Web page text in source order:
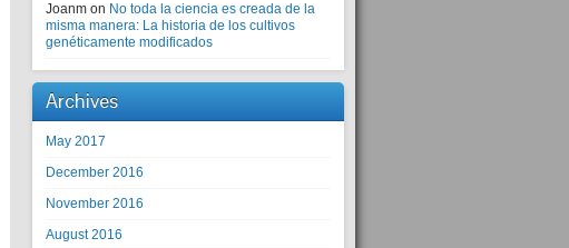
Joanm on No toda la ciencia es creada de la
misma manera: La historia de los cultivos
genéticamente modificados
Archives
May 2017
December 2016
November 2016
August 2016